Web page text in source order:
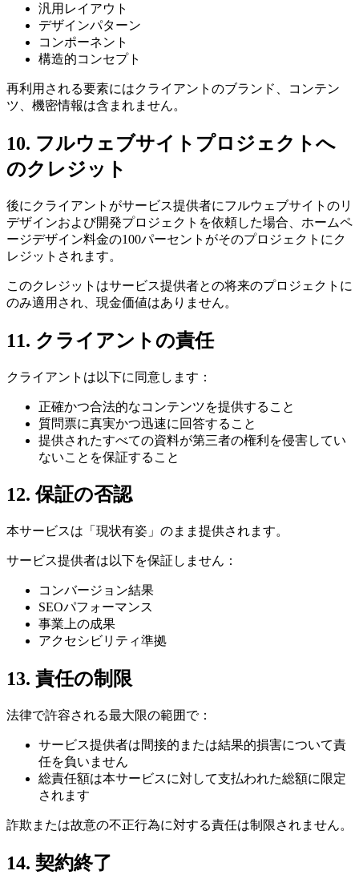
汎用レイアウト
デザインパターン
コンポーネント
構造的コンセプト
再利用される要素にはクライアントのブランド、コンテン
ツ、機密情報は含まれません。
10. フルウェブサイトプロジェクトへ
のクレジット
後にクライアントがサービス提供者にフルウェブサイトのリ
デザインおよび開発プロジェクトを依頼した場合、ホームペ
ージデザイン料金の100パーセントがそのプロジェクトにク
レジットされます。
このクレジットはサービス提供者との将来のプロジェクトに
のみ適用され、現金価値はありません。
11. クライアントの責任
クライアントは以下に同意します：
正確かつ合法的なコンテンツを提供すること
質問票に真実かつ迅速に回答すること
提供されたすべての資料が第三者の権利を侵害してい
ないことを保証すること
12. 保証の否認
本サービスは「現状有姿」のまま提供されます。
サービス提供者は以下を保証しません：
コンバージョン結果
SEOパフォーマンス
事業上の成果
アクセシビリティ準拠
13. 責任の制限
法律で許容される最大限の範囲で：
サービス提供者は間接的または結果的損害について責
任を負いません
総責任額は本サービスに対して支払われた総額に限定
されます
詐欺または故意の不正行為に対する責任は制限されません。
14. 契約終了